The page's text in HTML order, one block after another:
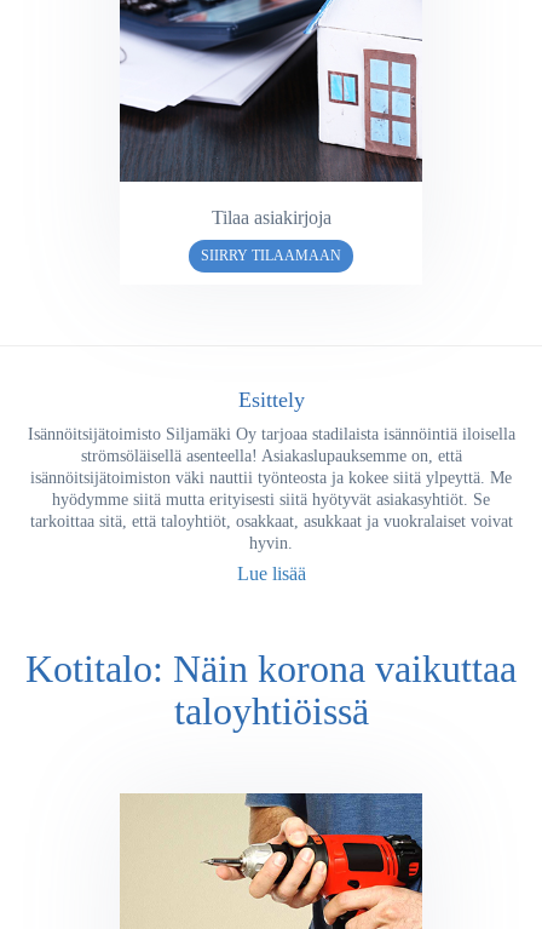
Tilaa asiakirjoja
SIIRRY TILAAMAAN
Esittely
Isännöitsijätoimisto Siljamäki Oy tarjoaa stadilaista isännöintiä iloisella
strömsöläisellä asenteella! Asiakaslupauksemme on, että
isännöitsijätoimiston väki nauttii työnteosta ja kokee siitä ylpeyttä. Me
hyödymme siitä mutta erityisesti siitä hyötyvät asiakasyhtiöt. Se
tarkoittaa sitä, että taloyhtiöt, osakkaat, asukkaat ja vuokralaiset voivat
hyvin.
Lue lisää
Kotitalo: Näin korona vaikuttaa
taloyhtiöissä